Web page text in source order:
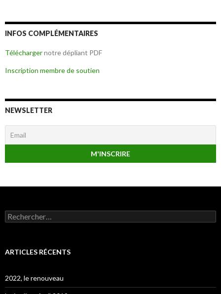
INFOS COMPLÉMENTAIRES
Téléchargernotre dépliant PDF
Inscription membre de soutien
NEWSLETTER
Rechercher :
ARTICLES RÉCENTS
2022, le renouveau